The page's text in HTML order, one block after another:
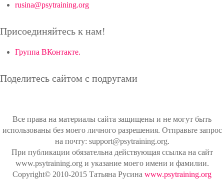
rusina@psytraining.org
Присоединяйтесь к нам!
Группа ВКонтакте.
Поделитесь сайтом с подругами
Все права на материалы сайта защищены и не могут быть
использованы без моего личного разрешения. Отправьте запрос
на почту: support@psytraining.org.
При публикации обязательна действующая ссылка на сайт
www.psytraining.org и указание моего имени и фамилии.
Copyright© 2010-2015 Татьяна Русина www.psytraining.org